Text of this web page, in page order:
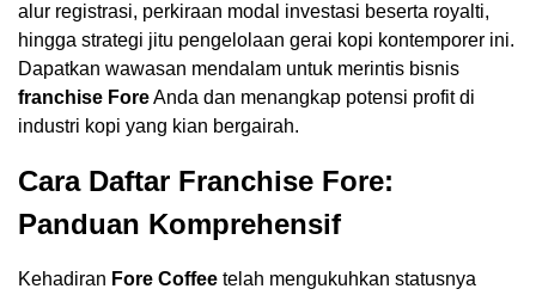
alur registrasi, perkiraan modal investasi beserta royalti,
hingga strategi jitu pengelolaan gerai kopi kontemporer ini.
Dapatkan wawasan mendalam untuk merintis bisnis
franchise ForeAnda dan menangkap potensi profit di
industri kopi yang kian bergairah.
Cara Daftar Franchise Fore:
Panduan Komprehensif
Kehadiran Fore Coffee telah mengukuhkan statusnya